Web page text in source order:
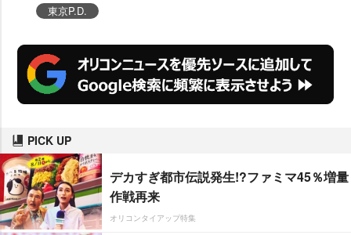
東京P.D.
PICK UP
デカすぎ都市伝説発生!?ファミマ45％増量
作戦再来
オリコンタイアップ特集